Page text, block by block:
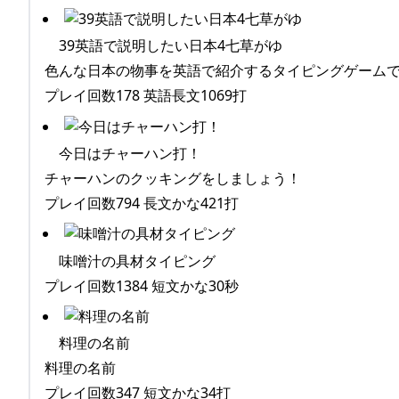
39英語で説明したい日本4七草がゆ
色んな日本の物事を英語で紹介するタイピングゲーム
プレイ回数178 英語長文1069打
今日はチャーハン打！
チャーハンのクッキングをしましょう！
プレイ回数794 長文かな421打
味噌汁の具材タイピング
プレイ回数1384 短文かな30秒
料理の名前
料理の名前
プレイ回数347 短文かな34打